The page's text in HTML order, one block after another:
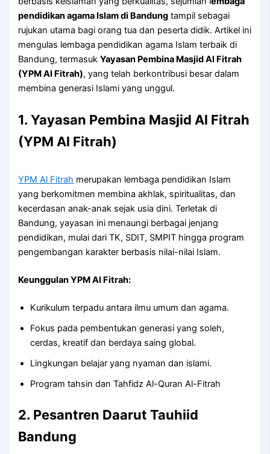
pendidikan agama Islam di Bandung tampil sebagai
rujukan utama bagi orang tua dan peserta didik. Artikel ini
mengulas lembaga pendidikan agama Islam terbaik di
Bandung, termasukYayasan Pembina Masjid Al Fitrah
(YPM Al Fitrah), yang telah berkontribusi besar dalam
membina generasi Islami yang unggul.
1. Yayasan Pembina Masjid Al Fitrah
(YPM Al Fitrah)
YPM Al Fitrah merupakan lembaga pendidikan Islam
yang berkomitmen membina akhlak, spiritualitas, dan
kecerdasan anak-anak sejak usia dini. Terletak di
Bandung, yayasan ini menaungi berbagai jenjang
pendidikan, mulai dari TK, SDIT, SMPIT hingga program
pengembangan karakter berbasis nilai-nilai Islam.
Keunggulan YPM Al Fitrah:
Kurikulum terpadu antara ilmu umum dan agama.
Fokus pada pembentukan generasi yang soleh,
cerdas, kreatif dan berdaya saing global.
Lingkungan belajar yang nyaman dan islami.
Program tahsin dan Tahfidz Al-Quran Al-Fitrah
2. Pesantren Daarut Tauhiid
Bandung